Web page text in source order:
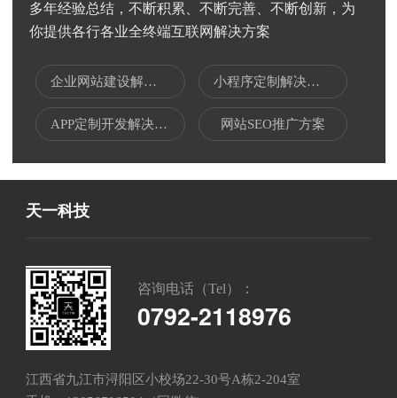
多年经验总结，不断积累、不断完善、不断创新，为
你提供各行各业全终端互联网解决方案
企业网站建设解决方案 小程序定制解决方案
APP定制开发解决方案 网站SEO推广方案
天一科技
咨询电话（Tel）：
0792-2118976
江西省九江市浔阳区小校场22-30号A栋2-204室